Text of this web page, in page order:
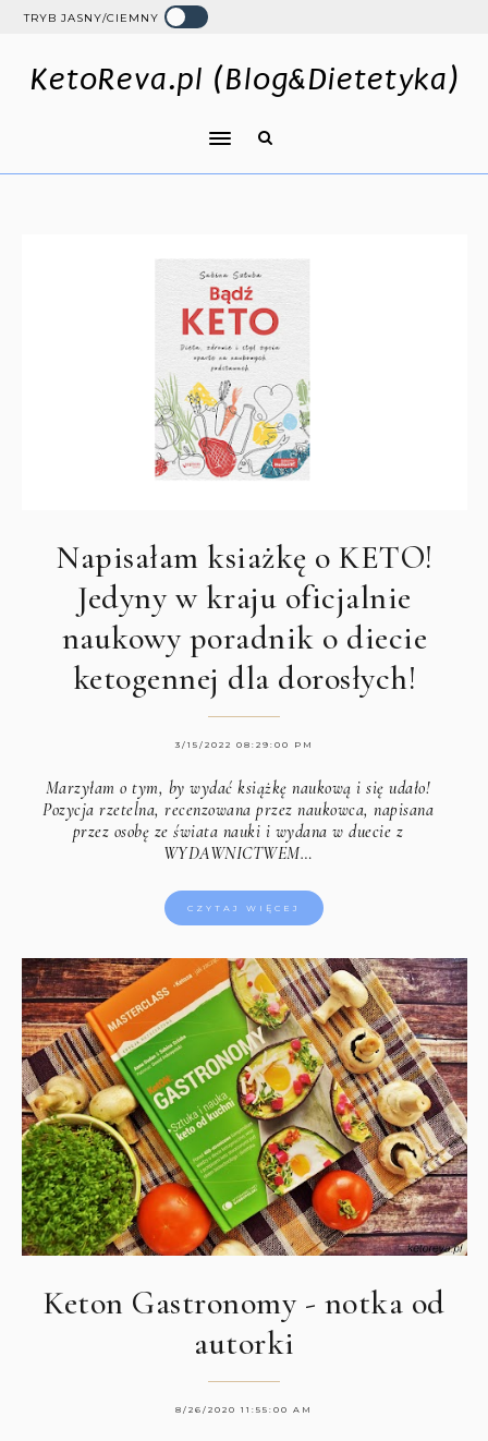
TRYB JASNY/CIEMNY
KetoReva.pl (Blog&Dietetyka)
Napisałam ksiażkę o KETO!
Jedyny w kraju oficjalnie
naukowy poradnik o diecie
ketogennej dla dorosłych!
3/15/2022 08:29:00 PM
Marzyłam o tym, by wydać książkę naukową i się udało!
Pozycja rzetelna, recenzowana przez naukowca, napisana
przez osobę ze świata nauki i wydana w duecie z
WYDAWNICTWEM…
CZYTAJ WIĘCEJ
Keton Gastronomy - notka od
autorki
8/26/2020 11:55:00 AM